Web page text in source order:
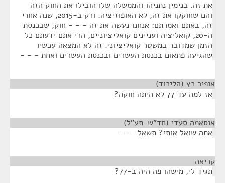
את זה. בנימין נתניהו והממשלה שלו הובילו את החוק הזה
והם שחוקקו את זה, לא האופוזיציה. ורק ב-2015, שנה אחרי
זה, באתם ואמרתם: אנחנו נעשה את זה - - - חוק, שבכנסת
ה-20, קואליציה ועניינים קואליציוניים, הרי אתם ידעתם כל
הזמן שמדובר במשטר קואליציוני. זה לא המצאה עכשיו
שהגיעה פתאום בכנסת העשרים ובכנסת העשרים ואחת - - -
אופיר כץ (הליכוד)
אז למה עד 77 לא היתה חוקה?
אוסאמה סעדי (חד"ש-תע"ל)
אתה שואל אותי? תשאל - - -
קריאה
תגיד לי, מישהו פה היה ב-77?